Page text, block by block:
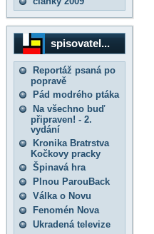
spisovatel...
Reportáž psaná po
popravě
Pád modrého ptáka
Na všechno buď
připraven! - 2.
vydání
Kronika Bratrstva
Kočkovy pracky
Špinavá hra
Plnou ParouBack
Válka o Novu
Fenomén Nova
Ukradená televize